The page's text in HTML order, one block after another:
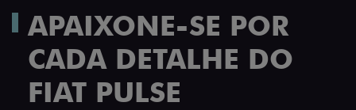
APAIXONE-SE POR
CADA DETALHE DO
FIAT PULSE